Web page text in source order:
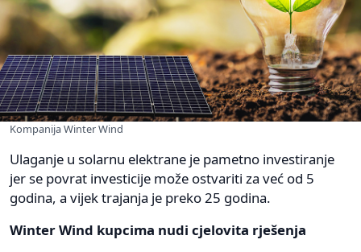
Kompanija Winter Wind
Ulaganje u solarnu elektrane je pametno investiranje
jer se povrat investicije može ostvariti za već od 5
godina, a vijek trajanja je preko 25 godina.
Winter Wind kupcima nudi cjelovita rješenja